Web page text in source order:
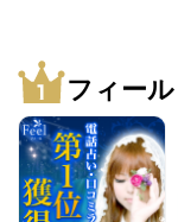
フィール